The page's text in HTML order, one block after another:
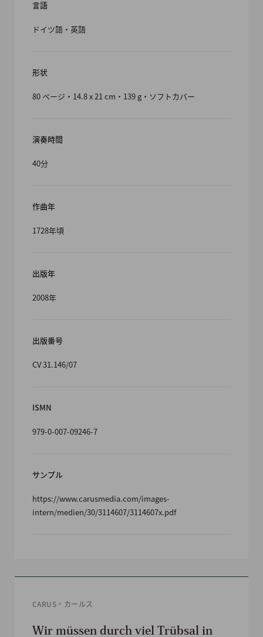
言語
ドイツ語・英語
形状
80 ページ・14.8 x 21 cm・139 g・ソフトカバー
演奏時間
40分
作曲年
1728年頃
出版年
2008年
出版番号
CV 31.146/07
ISMN
979-0-007-09246-7
サンプル
https://www.carusmedia.com/images-
intern/medien/30/3114607/3114607x.pdf
CARUS・カールス
Wir müssen durch viel Trübsal in